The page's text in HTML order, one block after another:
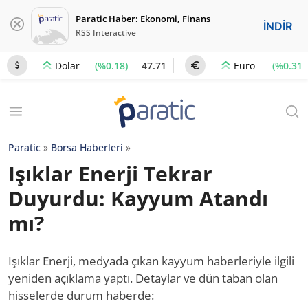
Paratic Haber: Ekonomi, Finans
RSS Interactive İNDİR
Dolar (%0.18) 47.71 Euro (%0.31)
Paratic » Borsa Haberleri »
Işıklar Enerji Tekrar
Duyurdu: Kayyum Atandı
mı?
Işıklar Enerji, medyada çıkan kayyum haberleriyle ilgili
yeniden açıklama yaptı. Detaylar ve dün taban olan
hisselerde durum haberde: